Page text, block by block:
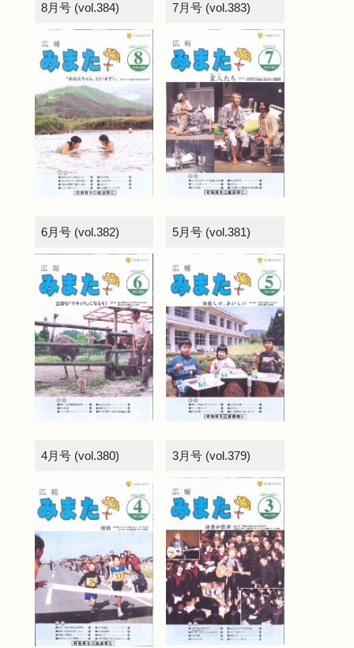
8月号 (vol.384) 7月号 (vol.383)
6月号 (vol.382) 5月号 (vol.381)
4月号 (vol.380) 3月号 (vol.379)